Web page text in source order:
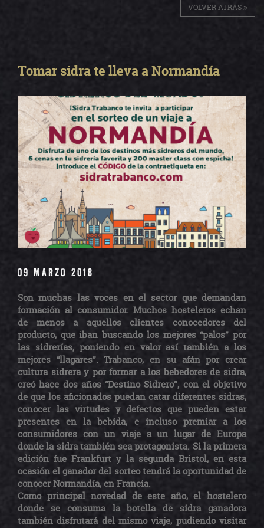
VOLVER ATRÁS
Tomar sidra te lleva a Normandía
09 MARZO 2018
Son muchas las voces en el sector que demandan
formación al consumidor. Muchos hosteleros echan
de menos a aquellos clientes conocedores del
producto, que iban buscando los mejores “palos” por
las sidrerías, poniendo en valor así también a los
mejores “llagares”. Trabanco, en su afán por crear
cultura sidrera y por formar a los bebedores de sidra,
creó hace dos años “Destino Sidrero”, con el objetivo
de que los aficionados puedan catar diferentes sidras,
conocer las virtudes y defectos que pueden estar
presentes en la bebida, e incluso premiar a los
consumidores con un viaje a un lugar de Europa
donde la sidra también sea protagonista. Si la primera
edición fue Frankfurt y la segunda Bristol, en esta
ocasión el ganador del sorteo tendrá la oportunidad de
conocer Normandía, en Francia.
Como principal novedad de este año, el hostelero
donde se consuma la botella de sidra ganadora
también disfrutará del mismo viaje, pudiendo visitar